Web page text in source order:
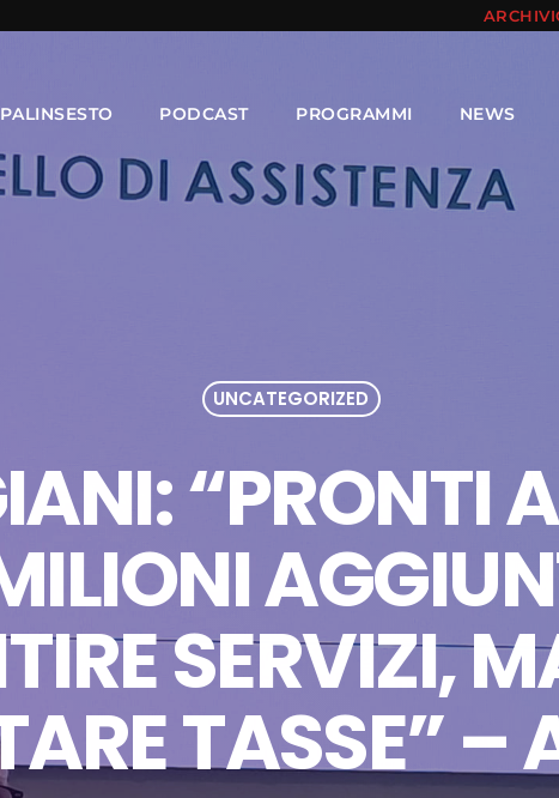
PALINSESTO PODCAST PROGRAMMI NEWS
UNCATEGORIZED
“PRONTI
SERVIZI,
TASSE” –